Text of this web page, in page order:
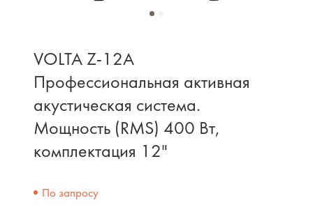
VOLTA Z-12A
Профессиональная активная
акустическая система.
Мощность (RMS) 400 Вт,
комплектация 12"
По запросу